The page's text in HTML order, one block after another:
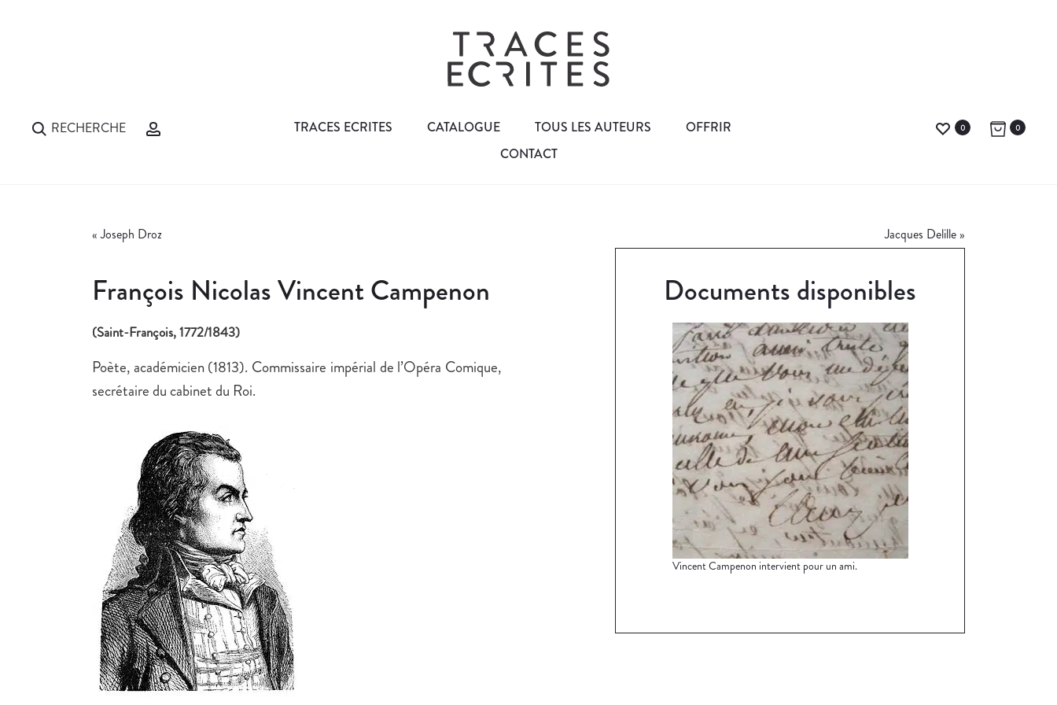
RECHERCHE TRACES ECRITES CATALOGUE TOUS LES AUTEURS
OFFRIR
CONTACT
0 0
«Joseph Droz Jacques Delille »
François Nicolas Vincent Campenon
(Saint-François, 1772/1843)
Poète, académicien (1813). Commissaire impérial de l’Opéra Comique,
secrétaire du cabinet du Roi.
Documents disponibles
Vincent Campenon intervient pour un ami.